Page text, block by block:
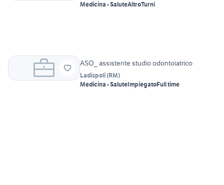
Medicina - SaluteAltroTurni
ASO_ assistente studio odontoiatrico
Ladispoli(RM)
Medicina - SaluteImpiegatoFull time